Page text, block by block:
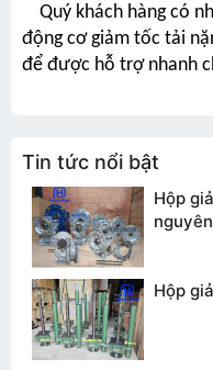
Quý khách hàng có
động cơ giảm tốc tải
để được hỗ trợ nhanh
Tin tức nổi bật
Hộp
Hộp